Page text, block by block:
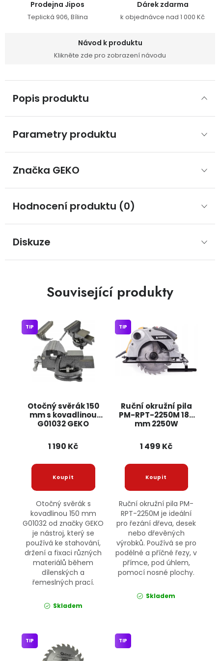
Prodejna Jipos
Teplická 906, Bílina
Dárek zdarma
k objednávce nad 1 000 Kč
Návod k produktu
Klikněte zde pro zobrazení návodu
Popis produktu
Parametry produktu
Značka GEKO
Hodnocení produktu (0)
Diskuze
Související produkty
Otočný svěrák 150
mm s kovadlinou
G01032 GEKO
TIP
1 190 Kč
Otočný svěrák s
kovadlinou 150 mm
G01032 od značky GEKO
je nástroj, který se
používá ke stahování,
držení a fixaci různých
materiálů během
dílenských a
řemeslných prací.
Skladem
Ruční okružní pila
PM-RPT-2250M 185
mm 2250W
TIP
1 499 Kč
Ruční okružní pila PM-
RPT-2250M je ideální
pro řezání dřeva, desek
nebo dřevěných
výrobků. Používá se pro
podélné a příčné řezy, v
přímce, pod úhlem,
pomocí nosné plochy.
Skladem
TIP TIP